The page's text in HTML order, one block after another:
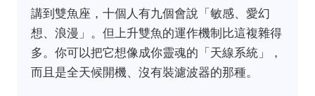
講到雙魚座，十個人有九個會說「敏感、愛幻
想、浪漫」。但上升雙魚的運作機制比這複雜得
多。你可以把它想像成你靈魂的「天線系統」，
而且是全天候開機、沒有裝濾波器的那種。